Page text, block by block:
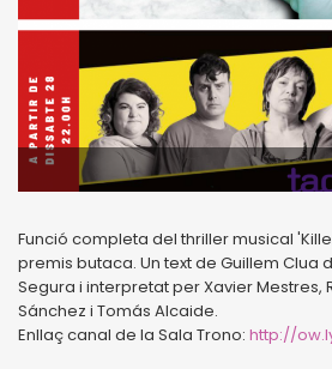
Funció completa del thriller musical
premis butaca. Un text de Guillem Clua
Segura i interpretat per Xavier Mestres,
Sánchez i Tomás Alcaide.
Enllaç canal de la Sala Trono: http://